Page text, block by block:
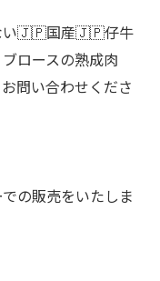
い🇯🇵国産🇯🇵仔牛
ロースの熟成肉
問い合わせくださ
の販売をいたしま